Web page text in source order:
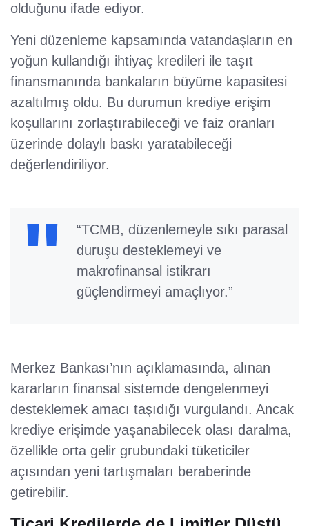
olduğunu ifade ediyor.
Yeni düzenleme kapsamında vatandaşların en
yoğun kullandığı ihtiyaç kredileri ile taşıt
finansmanında bankaların büyüme kapasitesi
azaltılmış oldu. Bu durumun krediye erişim
koşullarını zorlaştırabileceği ve faiz oranları
üzerinde dolaylı baskı yaratabileceği
değerlendiriliyor.
“TCMB, düzenlemeyle sıkı parasal
duruşu desteklemeyi ve
makrofinansal istikrarı
güçlendirmeyi amaçlıyor.”
Merkez Bankası’nın açıklamasında, alınan
kararların finansal sistemde dengelenmeyi
desteklemek amacı taşıdığı vurgulandı. Ancak
krediye erişimde yaşanabilecek olası daralma,
özellikle orta gelir grubundaki tüketiciler
açısından yeni tartışmaları beraberinde
getirebilir.